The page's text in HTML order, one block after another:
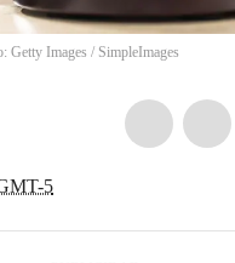
Getty Images / SimpleImages
5